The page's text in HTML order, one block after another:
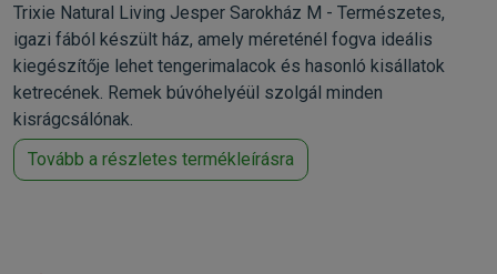
Trixie Natural Living Jesper Sarokház M - Természetes,
igazi fából készült ház, amely méreténél fogva ideális
kiegészítője lehet tengerimalacok és hasonló kisállatok
ketrecének. Remek búvóhelyéül szolgál minden
kisrágcsálónak.
Tovább a részletes termékleírásra